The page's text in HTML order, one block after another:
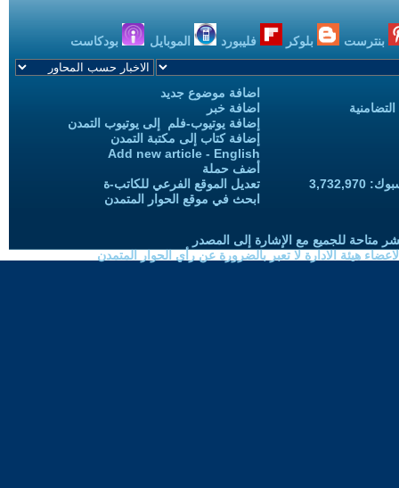
بنترست بلوكر فليبورد الموبايل بودكاست
اضافة موضوع جديد
اضافة خبر
إضافة يوتيوب-فلم إلى يوتيوب التمدن
إضافة كتاب إلى مكتبة التمدن
Add new article - English
أضف حملة
تعديل الموقع الفرعي للكاتب-ة
ابحث في موقع الحوار المتمدن
متاحة للجميع مع الإشارة إلى المصدر
هيئة الادارة لا تعبر بالضرورة عن رأي الحوار المتمدن